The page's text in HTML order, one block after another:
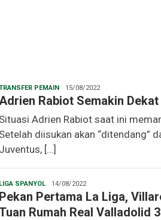
PEMAINChristopher
15/08/2022
Rabiot Semakin Dekat
Situasi Adrien Rabiot saat ini
Setelah diisukan akan “ditendang”
Juventus, […]
LIGA SPANYOLChristopher
14/08/2022
Pekan Pertama La Liga,
Rumah Real Valladolid